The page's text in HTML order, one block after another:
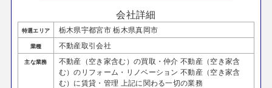
会社詳細
特選エリア 栃木県宇都宮市 栃木県真岡市
業種 不動産取引会社
主な業務
不動産（空き家含む）の買取・仲介 不動産（空き家含
む）のリフォーム・リノベーション 不動産（空き家含
む）に賃貸・管理 上記に関わる一切の業務